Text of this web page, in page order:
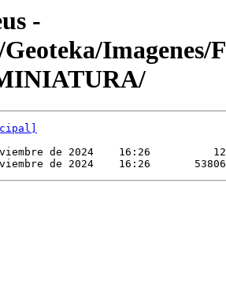
-
Imagenes/
de 2024    16:26
de 2024    16:26